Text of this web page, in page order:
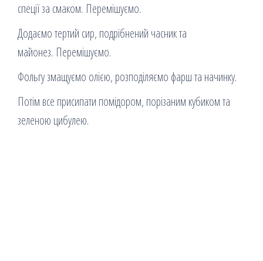
спеції за смаком. Перемішуємо.
Додаємо тертий сир, подрібнений часник та
майонез. Перемішуємо.
Фольгу змащуємо олією, розподіляємо фарш та начинку.
Потім все присипати помідором, порізаним кубиком та
зеленою цибулею.